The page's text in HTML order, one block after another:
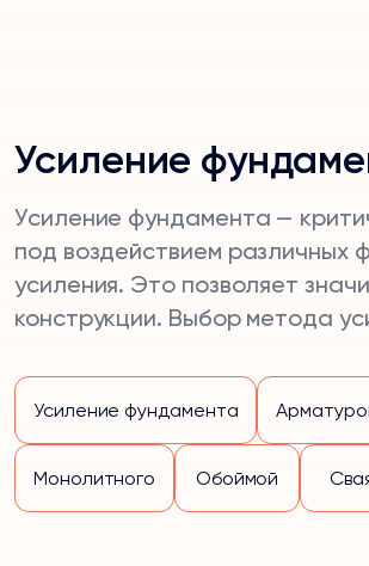
Усиление
Усиление фундамента —
под воздействием различных
усиления. Это позволяет
конструкции. Выбор метода
Усиление фундамента
Монолитного Обоймой